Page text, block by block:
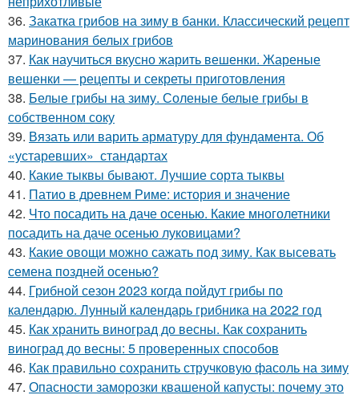
36. Закатка грибов на зиму в банки. Классический рецепт
маринования белых грибов
37. Как научиться вкусно жарить вешенки. Жареные
вешенки — рецепты и секреты приготовления
38. Белые грибы на зиму. Соленые белые грибы в
собственном соку
39. Вязать или варить арматуру для фундамента. Об
«устаревших» стандартах
40. Какие тыквы бывают. Лучшие сорта тыквы
41. Патио в древнем Риме: история и значение
42. Что посадить на даче осенью. Какие многолетники
посадить на даче осенью луковицами?
43. Какие овощи можно сажать под зиму. Как высевать
семена поздней осенью?
44. Грибной сезон 2023 когда пойдут грибы по
календарю. Лунный календарь грибника на 2022 год
45. Как хранить виноград до весны. Как сохранить
виноград до весны: 5 проверенных способов
46. Как правильно сохранить стручковую фасоль на зиму
47. Опасности заморозки квашеной капусты: почему это